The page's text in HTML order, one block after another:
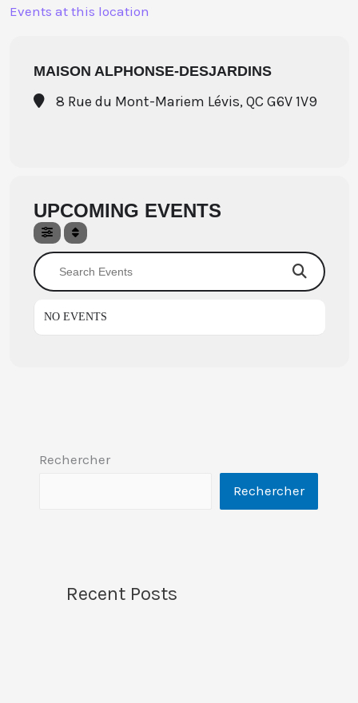
Aller
Events at this location
MAISON ALPHONSE-DESJARDINS
8 Rue du Mont-Mariem Lévis, QC G6V 1V9
UPCOMING EVENTS
Search Events
NO EVENTS
Rechercher
Rechercher
Recent Posts